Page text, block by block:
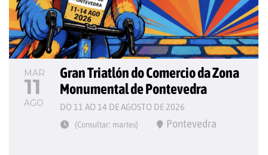
MAR
11
AGO
Gran Triatlón do Comercio da Zona
Monumental de Pontevedra
DO 11 AO 14 DE AGOSTO DE 2026
(Consultar: martes) Pontevedra